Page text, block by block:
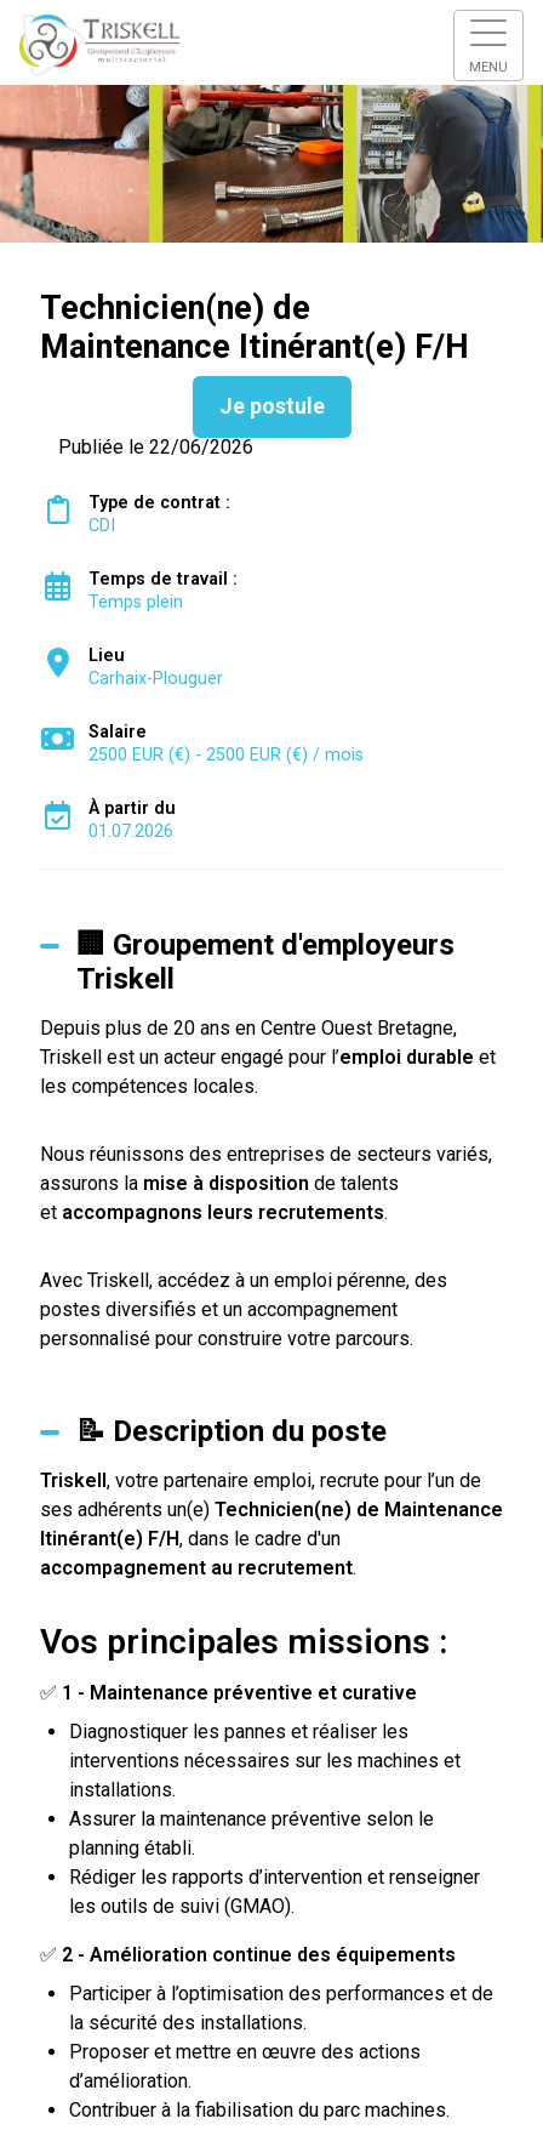
MENU
Technicien(ne) de
Maintenance Itinérant(e) F/H
Je postule
Publiée le 22/06/2026
Type de contrat :
CDI
Temps de travail :
Temps plein
Lieu
Carhaix-Plouguer
Salaire
2500 EUR (€) - 2500 EUR (€) / mois
À partir du
01.07.2026
🏢 Groupement d'employeurs
Triskell
Depuis plus de 20 ans en Centre Ouest Bretagne,
Triskell est un acteur engagé pour l’emploi durable et
les compétences locales.
Nous réunissons des entreprises de secteurs variés,
assurons la mise à disposition de talents
et accompagnons leurs recrutements.
Avec Triskell, accédez à un emploi pérenne, des
postes diversifiés et un accompagnement
personnalisé pour construire votre parcours.
📝 Description du poste
Triskell, votre partenaire emploi, recrute pour l’un de
ses adhérents un(e) Technicien(ne) de Maintenance
Itinérant(e) F/H, dans le cadre d'un
accompagnement au recrutement.
Vos principales missions :
✅ 1 - Maintenance préventive et curative
Diagnostiquer les pannes et réaliser les
interventions nécessaires sur les machines et
installations.
Assurer la maintenance préventive selon le
planning établi.
Rédiger les rapports d’intervention et renseigner
les outils de suivi (GMAO).
✅ 2 - Amélioration continue des équipements
Participer à l’optimisation des performances et de
la sécurité des installations.
Proposer et mettre en œuvre des actions
d’amélioration.
Contribuer à la fiabilisation du parc machines.